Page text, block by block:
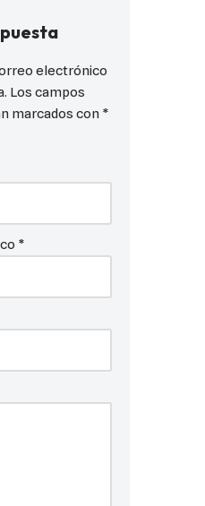
electrónico
Los campos
marcados con *
*